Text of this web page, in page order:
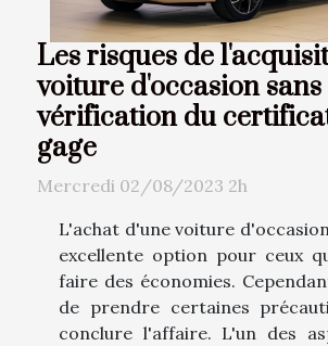
Les risques de
voiture d'occasion sans
vérification du
gage
Mercredi 02/08/2023 2h
L'achat d'une voiture
excellente option pour ceux
faire des économies.
de prendre certaines
conclure l'affaire. L'un des